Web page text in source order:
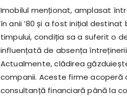
Imobilul menționat, amplasat
în anii ’80 și a fost inițial
timpului, condiția sa a suferit o
influențată de absența
Actualmente, clădirea
companii. Aceste firme acoperă
consultanță financiară până la